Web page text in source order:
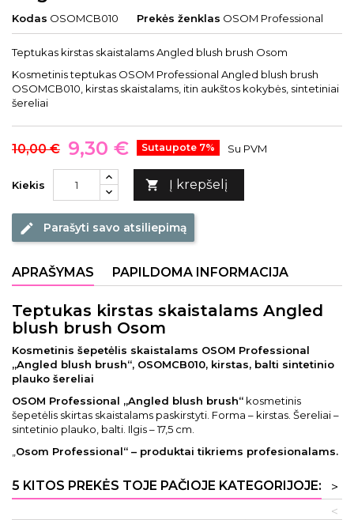
Kodas OSOMCB010 Prekės ženklas OSOM Professional
Teptukas kirstas skaistalams Angled blush brush Osom
Kosmetinis teptukas OSOM Professional Angled blush brush
OSOMCB010, kirstas skaistalams, itin aukštos kokybės, sintetiniai
šereliai
10,00 € 9,30 € Sutaupote 7% Su PVM
Kiekis  Į krepšelį
edit Parašyti savo atsiliepimą
APRAŠYMAS PAPILDOMA INFORMACIJA
Teptukas kirstas skaistalams Angled
blush brush Osom
Kosmetinis šepetėlis skaistalams OSOM Professional
„Angled blush brush“, OSOMCB010, kirstas, balti sintetinio
plauko šereliai
OSOM Professional „Angled blush brush“ kosmetinis
šepetėlis skirtas skaistalams paskirstyti. Forma – kirstas. Šereliai –
sintetinio plauko, balti. Ilgis – 17,5 cm.
Osom Professional“ – produktai tikriems profesionalams.
5 KITOS PREKĖS TOJE PAČIOJE KATEGORIJOJE:
>
<